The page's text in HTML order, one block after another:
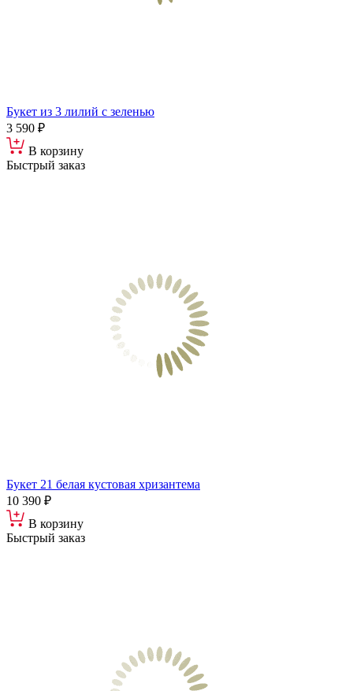
Букет из 3 лилий с зеленью
3 590 ₽
В корзину
Быстрый заказ
Букет 21 белая кустовая хризантема
10 390 ₽
В корзину
Быстрый заказ